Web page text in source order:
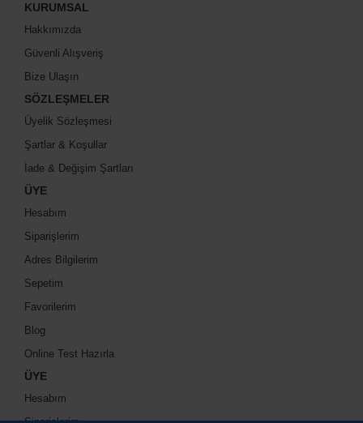
KURUMSAL
Hakkımızda
Güvenli Alışveriş
Bize Ulaşın
SÖZLEŞMELER
Üyelik Sözleşmesi
Şartlar & Koşullar
İade & Değişim Şartları
ÜYE
Hesabım
Siparişlerim
Adres Bilgilerim
Sepetim
Favorilerim
Blog
Online Test Hazırla
ÜYE
Hesabım